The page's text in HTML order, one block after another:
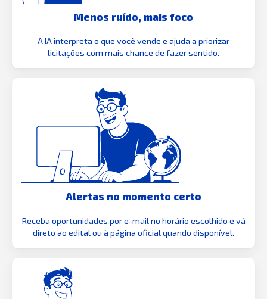
Menos ruído, mais foco
A IA interpreta o que você vende e ajuda a priorizar
licitações com mais chance de fazer sentido.
Alertas no momento certo
Receba oportunidades por e-mail no horário escolhido e vá
direto ao edital ou à página oficial quando disponível.